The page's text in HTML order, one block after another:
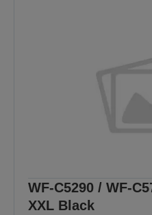
WF-C5290 / WF-
XXL Black